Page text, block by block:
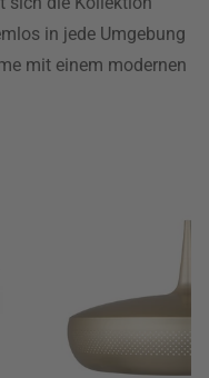
in jede Umgebung
mit einem modernen